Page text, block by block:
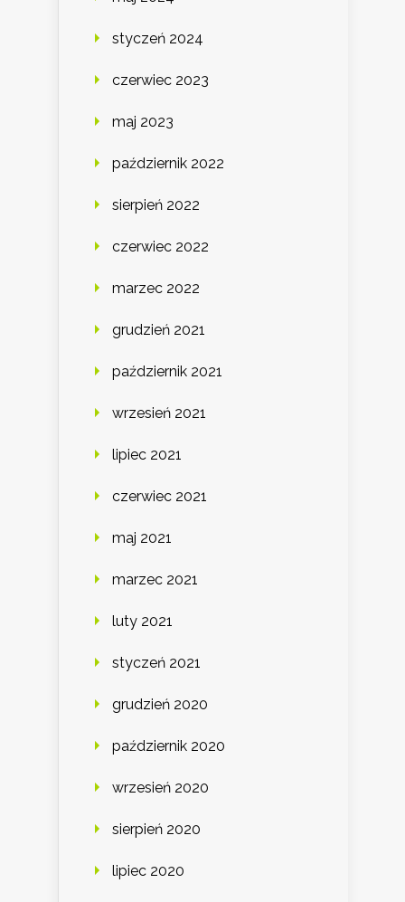
styczeń 2024
czerwiec 2023
maj 2023
październik 2022
sierpień 2022
czerwiec 2022
marzec 2022
grudzień 2021
październik 2021
wrzesień 2021
lipiec 2021
czerwiec 2021
maj 2021
marzec 2021
luty 2021
styczeń 2021
grudzień 2020
październik 2020
wrzesień 2020
sierpień 2020
lipiec 2020